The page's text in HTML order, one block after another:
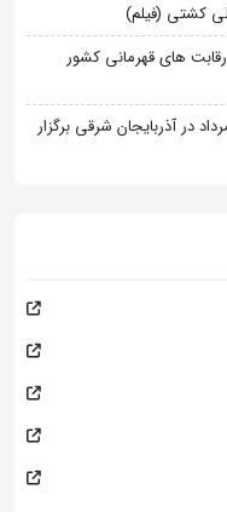
کشتی (فیلم)
های قهرمانی کشور
تیم ملی کشتی ساحلی نوجوانان از 17 مرداد در آذربایجان شرقی برگزار